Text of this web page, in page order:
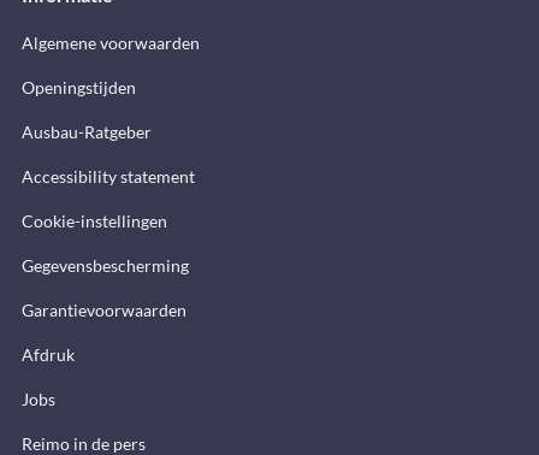
Algemene voorwaarden
Openingstijden
Ausbau-Ratgeber
Accessibility statement
Cookie-instellingen
Gegevensbescherming
Garantievoorwaarden
Afdruk
Jobs
Reimo in de pers